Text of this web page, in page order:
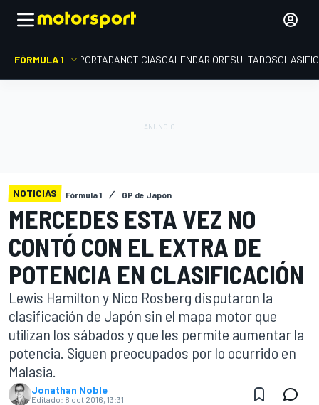
FÓRMULA 1 PORTADANOTICIASCALENDARIORESULTADOS
NOTICIAS Fórmula 1 GP de Japón
MERCEDES ESTA VEZ NO
CONTÓ CON EL EXTRA DE
POTENCIA EN CLASIFICACIÓN
Lewis Hamilton y Nico Rosberg disputaron la
clasificación de Japón sin el mapa motor que
utilizan los sábados y que les permite aumentar la
potencia. Siguen preocupados por lo ocurrido en
Malasia.
Jonathan Noble
Editado: 8 oct 2016, 13:31